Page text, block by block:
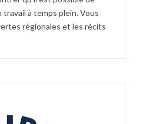
à temps plein. Vous
régionales et les récits